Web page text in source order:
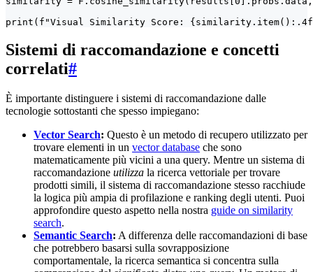
print(f"Visual Similarity Score:
Sistemi di raccomandazione e concetti
correlati#
È importante distinguere i sistemi di raccomandazione dalle
tecnologie sottostanti che spesso impiegano:
Vector Search: Questo è un metodo di recupero utilizzato per
trovare elementi in un vector database che sono
matematicamente più vicini a una query. Mentre un sistema di
raccomandazione utilizza la ricerca vettoriale per trovare
prodotti simili, il sistema di raccomandazione stesso racchiude
la logica più ampia di profilazione e ranking degli utenti. Puoi
approfondire questo aspetto nella nostra guide on similarity
search.
Semantic Search: A differenza delle raccomandazioni di base
che potrebbero basarsi sulla sovrapposizione
comportamentale, la ricerca semantica si concentra sulla